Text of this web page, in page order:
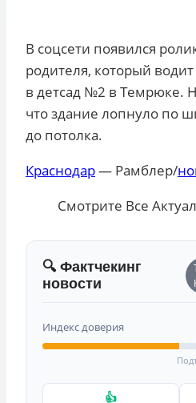
В соцсети появился
родителя, который
в детсад №2 в Темрюке.
что здание лопнуло по
до потолка.
Краснодар— Рамблер/
Смотрите Все
🔍 Фактчекинг
новости
Индекс доверия
👍